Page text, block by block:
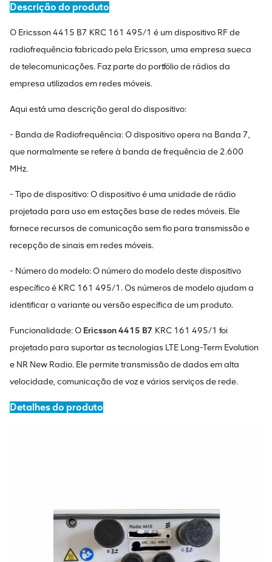
Descrição do produto
O Ericsson 4415 B7 KRC 161 495/1 é um dispositivo RF de
radiofrequência fabricado pela Ericsson, uma empresa sueca
de telecomunicações. Faz parte do portfólio de rádios da
empresa utilizados em redes móveis.
Aqui está uma descrição geral do dispositivo:
- Banda de Radiofrequência: O dispositivo opera na Banda 7,
que normalmente se refere à banda de frequência de 2.600
MHz.
- Tipo de dispositivo: O dispositivo é uma unidade de rádio
projetada para uso em estações base de redes móveis. Ele
fornece recursos de comunicação sem fio para transmissão e
recepção de sinais em redes móveis.
- Número do modelo: O número do modelo deste dispositivo
específico é KRC 161 495/1. Os números de modelo ajudam a
identificar a variante ou versão específica de um produto.
Funcionalidade: O Ericsson 4415 B7 KRC 161 495/1 foi
projetado para suportar as tecnologias LTE Long-Term Evolution
e NR New Radio. Ele permite transmissão de dados em alta
velocidade, comunicação de voz e vários serviços de rede.
Detalhes do produto